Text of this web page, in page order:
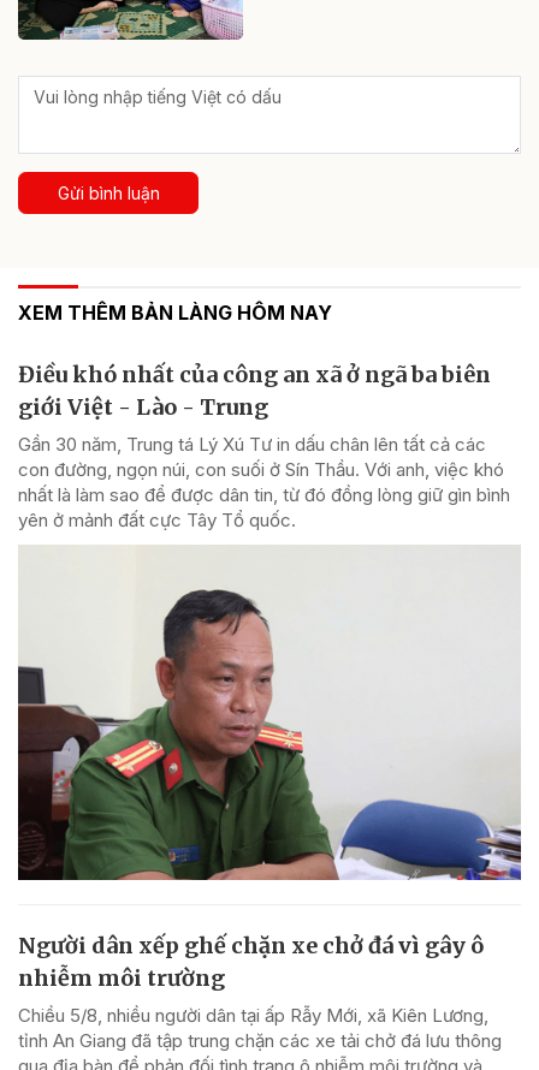
Gửi bình luận
XEM THÊM BẢN LÀNG HÔM NAY
Điều khó nhất của công an xã ở ngã ba biên
giới Việt - Lào - Trung
Gần 30 năm, Trung tá Lý Xú Tư in dấu chân lên tất cả các
con đường, ngọn núi, con suối ở Sín Thầu. Với anh, việc khó
nhất là làm sao để được dân tin, từ đó đồng lòng giữ gìn bình
yên ở mảnh đất cực Tây Tổ quốc.
Người dân xếp ghế chặn xe chở đá vì gây ô
nhiễm môi trường
Chiều 5/8, nhiều người dân tại ấp Rẫy Mới, xã Kiên Lương,
tỉnh An Giang đã tập trung chặn các xe tải chở đá lưu thông